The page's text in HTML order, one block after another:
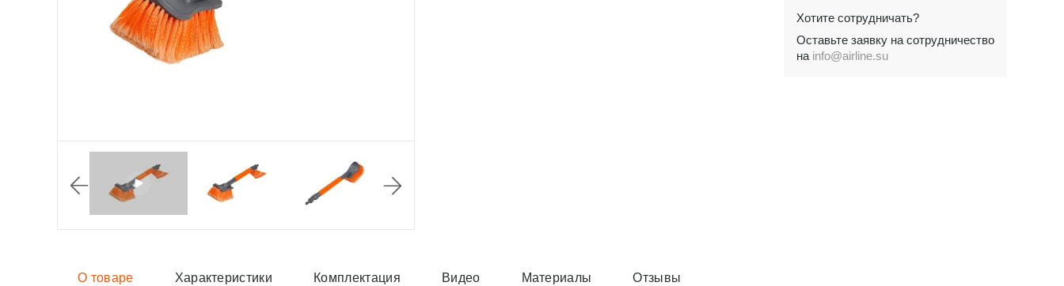
Хотите сотрудничать?
Оставьте заявку на сотрудничество
на info@airline.su
О товаре Характеристики Комплектация Видео Материалы Отзывы